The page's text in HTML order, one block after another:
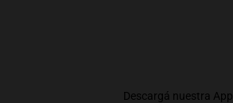
Descargá nuestra App